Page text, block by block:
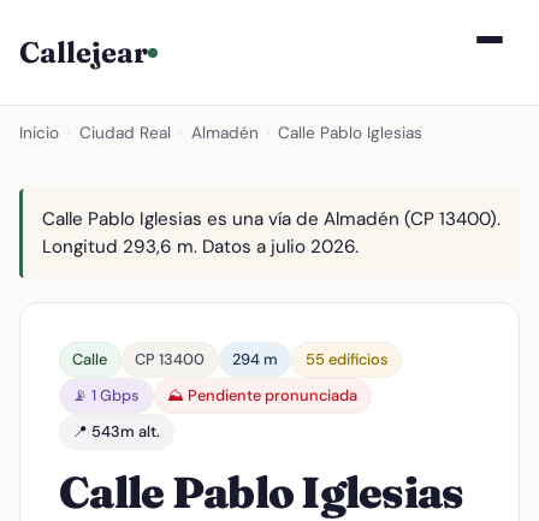
Callejear
Inicio Ciudad Real Almadén Calle Pablo Iglesias
Calle Pablo Iglesias es una vía de Almadén (CP 13400).
Longitud 293,6 m. Datos a julio 2026.
Calle CP 13400 294 m
55 edificios
📡 1 Gbps
⛰️ Pendiente pronunciada
📍 543m alt.
Calle Pablo Iglesias